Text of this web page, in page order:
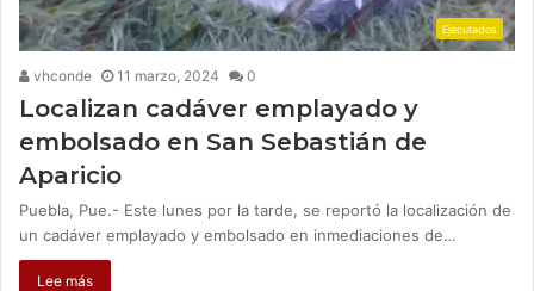
Ejecutados
vhconde 11 marzo, 2024 0
Localizan cadáver emplayado y
embolsado en San Sebastián de
Aparicio
Puebla, Pue.- Este lunes por la tarde, se reportó la localización de
un cadáver emplayado y embolsado en inmediaciones de…
Lee más